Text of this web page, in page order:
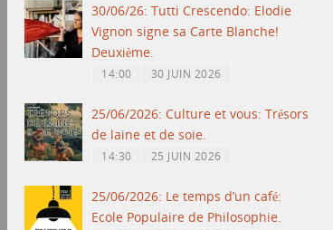
30/06/26: Tutti Crescendo: Elodie
Vignon signe sa Carte Blanche!
Deuxième.
14:00 30 JUIN 2026
25/06/2026: Culture et vous: Trésors
de laine et de soie.
14:30 25 JUIN 2026
25/06/2026: Le temps d’un café:
Ecole Populaire de Philosophie.